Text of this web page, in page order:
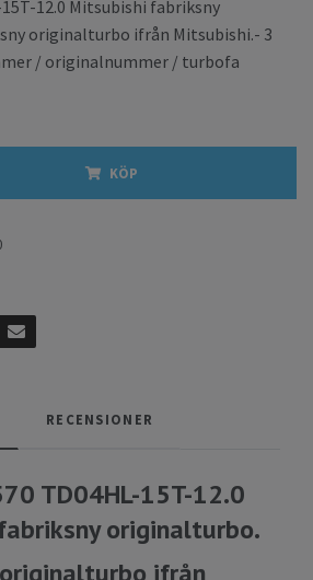
12.0 Mitsubishi fabriksny
originalturbo ifrån Mitsubishi.- 3
/ originalnummer / turbofa
KÖP
RECENSIONER
TD04HL-15T-12.0
originalturbo.
ifrån